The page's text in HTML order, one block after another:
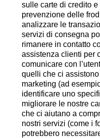
sulle carte di credito
prevenzione delle
analizzare le
servizi di consegna
rimanere in contatto
assistenza clienti per
comunicare con
quelli che ci
marketing (ad
identificare uno
migliorare le nostre
che ci aiutano a
nostri servizi (come i
potrebbero